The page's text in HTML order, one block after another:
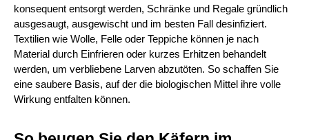
konsequent entsorgt werden, Schränke und Regale gründlich
ausgesaugt, ausgewischt und im besten Fall desinfiziert.
Textilien wie Wolle, Felle oder Teppiche können je nach
Material durch Einfrieren oder kurzes Erhitzen behandelt
werden, um verbliebene Larven abzutöten. So schaffen Sie
eine saubere Basis, auf der die biologischen Mittel ihre volle
Wirkung entfalten können.